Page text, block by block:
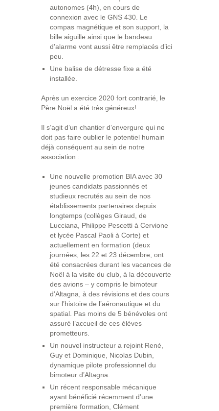
autonomes (4h), en cours de
connexion avec le GNS 430. Le
compas magnétique et son support, la
bille aiguille ainsi que le bandeau
d’alarme vont aussi être remplacés d’ici
peu.
Une balise de détresse fixe a été
installée.
Après un exercice 2020 fort contrarié, le
Père Noël a été très généreux!
Il s’agit d’un chantier d’envergure qui ne
doit pas faire oublier le potentiel humain
déjà conséquent au sein de notre
association :
Une nouvelle promotion BIA avec 30
jeunes candidats passionnés et
studieux recrutés au sein de nos
établissements partenaires depuis
longtemps (collèges Giraud, de
Lucciana, Philippe Pescetti à Cervione
et lycée Pascal Paoli à Corte) et
actuellement en formation (deux
journées, les 22 et 23 décembre, ont
été consacrées durant les vacances de
Noël à la visite du club, à la découverte
des avions – y compris le bimoteur
d’Altagna, à des révisions et des cours
sur l’histoire de l’aéronautique et du
spatial. Pas moins de 5 bénévoles ont
assuré l’accueil de ces élèves
prometteurs.
Un nouvel instructeur a rejoint René,
Guy et Dominique, Nicolas Dubin,
dynamique pilote professionnel du
bimoteur d’Altagna.
Un récent responsable mécanique
ayant bénéficié récemment d’une
première formation, Clément